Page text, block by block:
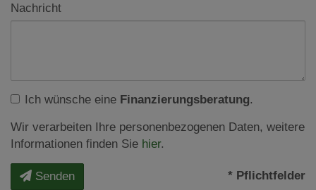
Nachricht
Ich wünsche eine Finanzierungsberatung.
Wir verarbeiten Ihre personenbezogenen Daten, weitere
Informationen finden Sie hier.
Senden * Pflichtfelder